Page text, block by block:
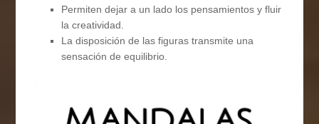
Permiten dejar a un lado los pensamientos y fluir
la creatividad.
La disposición de las figuras transmite una
sensación de equilibrio.